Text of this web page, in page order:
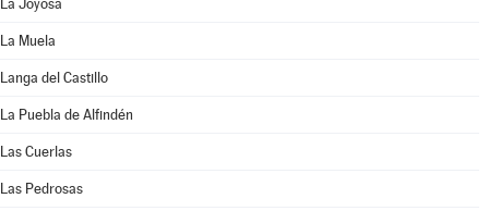
La Joyosa
La Muela
Langa del Castillo
La Puebla de Alfindén
Las Cuerlas
Las Pedrosas